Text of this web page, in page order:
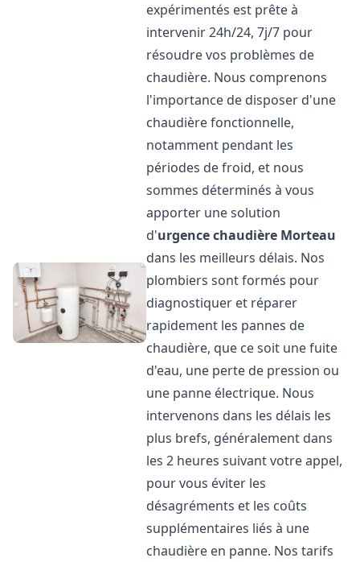
expérimentés est prête à
intervenir 24h/24, 7j/7 pour
résoudre vos problèmes de
chaudière. Nous comprenons
l'importance de disposer d'une
chaudière fonctionnelle,
notamment pendant les
périodes de froid, et nous
sommes déterminés à vous
apporter une solution
d'urgence chaudière Morteau
dans les meilleurs délais. Nos
plombiers sont formés pour
diagnostiquer et réparer
rapidement les pannes de
chaudière, que ce soit une fuite
d'eau, une perte de pression ou
une panne électrique. Nous
intervenons dans les délais les
plus brefs, généralement dans
les 2 heures suivant votre appel,
pour vous éviter les
désagréments et les coûts
supplémentaires liés à une
chaudière en panne. Nos tarifs